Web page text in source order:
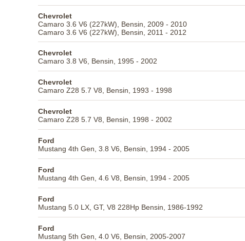
Chevrolet
Camaro 3.6 V6 (227kW), Bensin, 2009 - 2010
Camaro 3.6 V6 (227kW), Bensin, 2011 - 2012
Chevrolet
Camaro 3.8 V6, Bensin, 1995 - 2002
Chevrolet
Camaro Z28 5.7 V8, Bensin, 1993 - 1998
Chevrolet
Camaro Z28 5.7 V8, Bensin, 1998 - 2002
Ford
Mustang 4th Gen, 3.8 V6, Bensin, 1994 - 2005
Ford
Mustang 4th Gen, 4.6 V8, Bensin, 1994 - 2005
Ford
Mustang 5.0 LX, GT, V8 228Hp Bensin, 1986-1992
Ford
Mustang 5th Gen, 4.0 V6, Bensin, 2005-2007